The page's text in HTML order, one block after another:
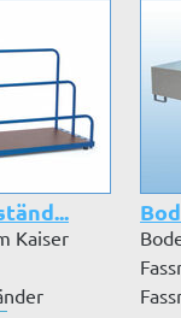
Kaiser